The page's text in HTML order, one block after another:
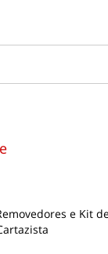
e Kit